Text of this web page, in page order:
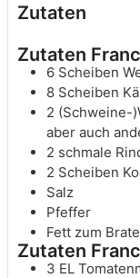
Zutaten
Zutaten
6 Scheiben
8 Scheiben
2 (Schweine-
aber auch
2 schmale
2 Scheiben
Salz
Pfeffer
Fett zum
Zutaten
3 EL